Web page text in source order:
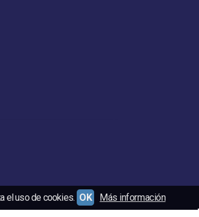
el uso de cookies. OK Más información